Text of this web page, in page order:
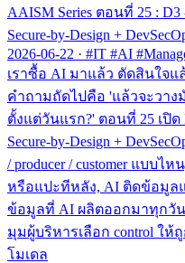
AAISM Series ตอนที่ 25 :
Secure-by-Design +
2026-06-22 · #IT #AI
เราซื้อ AI มาแล้ว ตัดสินใจแ
คำถามถัดไปคือ 'แล้วจะวาง
ตั้งแต่วันแรก?' ตอนที่ 25 เปิ
Secure-by-Design +
/ producer / customer แบบ
หรือแปะทีหลัง, AI ติดข้อมูลแ
ข้อมูลที่ AI ผลิตออกมาทุกวัน
มุมผู้บริหารเลือก control ให้ถู
โมเดล